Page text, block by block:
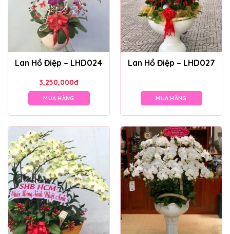
Lan Hồ Điệp – LHD024
3,250,000đ
MUA HÀNG
Lan Hồ Điệp – LHD027
MUA HÀNG